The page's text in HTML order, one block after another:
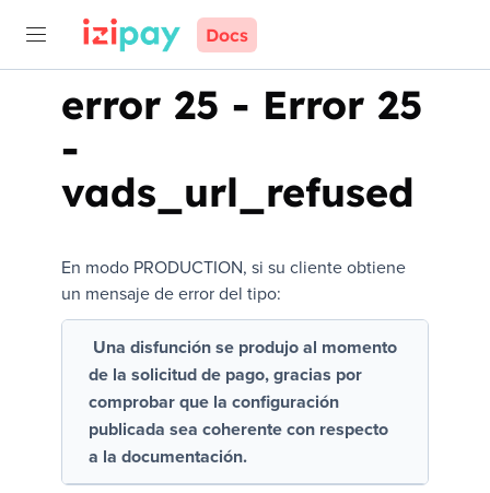
Docs
error 25 - Error 25
-
vads_url_refused
En modo PRODUCTION, si su cliente obtiene
un mensaje de error del tipo:
Una disfunción se produjo al momento
de la solicitud de pago, gracias por
comprobar que la configuración
publicada sea coherente con respecto
a la documentación.